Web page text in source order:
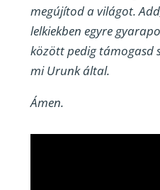
megújítod a világot.
lelkiekben egyre
között pedig támogasd
mi Urunk által.
Ámen.